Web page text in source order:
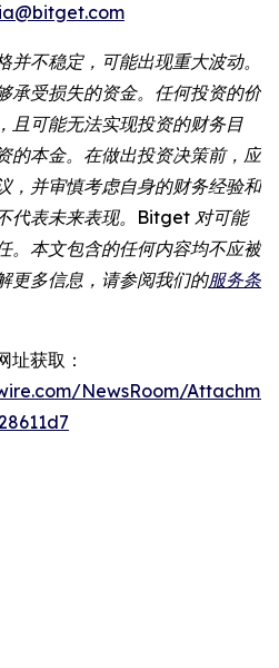
并不稳定，可能出现重大波动。
承受损失的资金。任何投资的价
且可能无法实现投资的财务目
的本金。在做出投资决策前，应
，并审慎考虑自身的财务经验和
代表未来表现。Bitget 对可能
。本文包含的任何内容均不应被
更多信息，请参阅我们的服务条
址获取：
NewsRoom/